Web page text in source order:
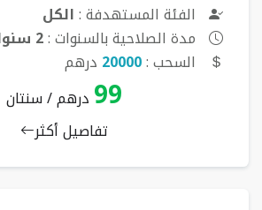
الفئة المستهدفة :الكل
مدة الصلاحية بالسنوات :2 سنوات
السحب :20000 درهم
99 درهم / سنتان
تفاصيل أكثر